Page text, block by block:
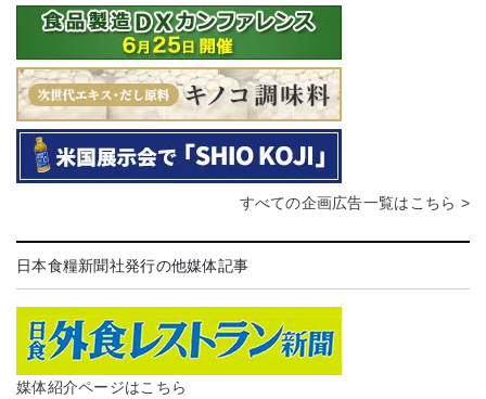
すべての企画広告一覧はこちら >
日本食糧新聞社発行の他媒体記事
媒体紹介ページはこちら